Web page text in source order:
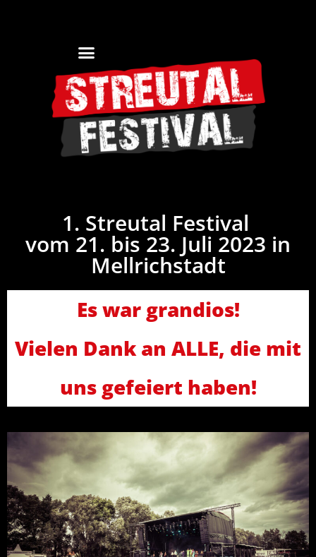
1. Streutal Festival
vom 21. bis 23. Juli 2023 in
Mellrichstadt
Es war grandios!
Vielen Dank an ALLE, die mit
uns gefeiert haben!